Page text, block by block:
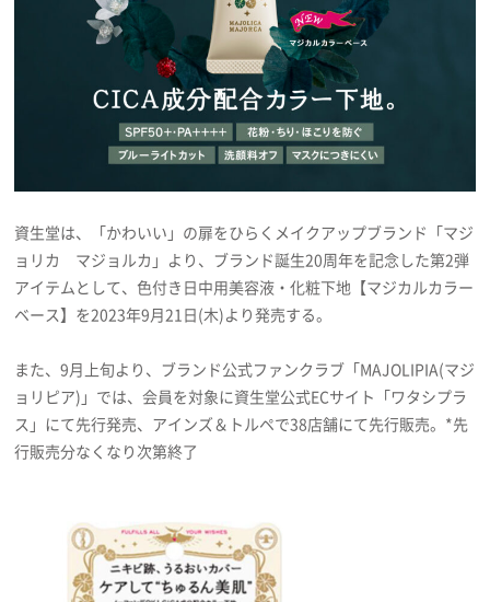
ランキング
Emo!miuとは？
利用規約
お問い合わせ
資生堂は、「かわいい」の扉をひらくメイクアップブランド「マジ
ョリカ マジョルカ」より、ブランド誕生20周年を記念した第2弾
アイテムとして、色付き日中用美容液・化粧下地【マジカルカラー
ベース】を2023年9月21日(木)より発売する。
また、9月上旬より、ブランド公式ファンクラブ「MAJOLIPIA(マジ
ョリピア)」では、会員を対象に資生堂公式ECサイト「ワタシプラ
ス」にて先行発売、アインズ＆トルペで38店舗にて先行販売。*先
行販売分なくなり次第終了